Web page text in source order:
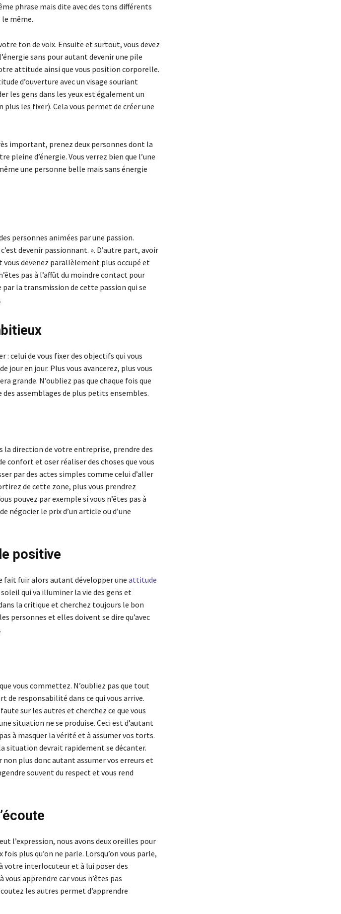
phrase mais dite avec des tons différents
le même.
ton de voix. Ensuite et surtout, vous devez
sans pour autant devenir une pile
attitude ainsi que vous position corporelle.
d’ouverture avec un visage souriant
les gens dans les yeux est également un
les fixer). Cela vous permet de créer une
important, prenez deux personnes dont la
pleine d’énergie. Vous verrez bien que l’une
une personne belle mais sans énergie
personnes animées par une passion.
devenir passionnant. ». D’autre part, avoir
devenez parallèlement plus occupé et
pas à l’affût du moindre contact pour
la transmission de cette passion qui se
: celui de vous fixer des objectifs qui vous
jour en jour. Plus vous avancerez, plus vous
grande. N’oubliez pas que chaque fois que
assemblages de plus petits ensembles.
la direction de votre entreprise, prendre des
confort et oser réaliser des choses que vous
par des actes simples comme celui d’aller
de cette zone, plus vous prendrez
pouvez par exemple si vous n’êtes pas à
négocier le prix d’un article ou d’une
positive
fait fuir alors autant développer une attitude
qui va illuminer la vie des gens et
la critique et cherchez toujours le bon
personnes et elles doivent se dire qu’avec
vous commettez. N’oubliez pas que tout
de responsabilité dans ce qui vous arrive.
sur les autres et cherchez ce que vous
situation ne se produise. Ceci est d’autant
à masquer la vérité et à assumer vos torts.
situation devrait rapidement se décanter.
plus donc autant assumer vos erreurs et
souvent du respect et vous rend
l’expression, nous avons deux oreilles pour
plus qu’on ne parle. Lorsqu’on vous parle,
interlocuteur et à lui poser des
vous apprendre car vous n’êtes pas
les autres permet d’apprendre